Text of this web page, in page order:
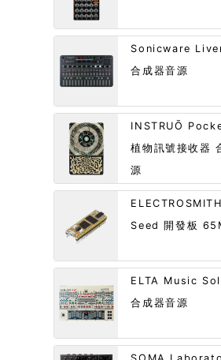
Sonicware
合成器音源
INSTRUŌ
植物訊號接收器
源
Seed 開發板
ELTA Music
合成器音源